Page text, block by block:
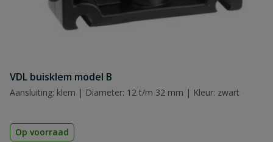
Beoordeling
Beoordeling versturen
VDL buisklem model B
Aansluiting: klem | Diameter: 12 t/m 32 mm | Kleur: zwart
Op voorraad